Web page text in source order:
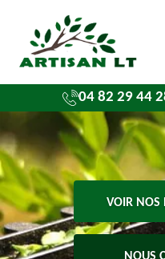
04 82 29 44
VOIR NOS